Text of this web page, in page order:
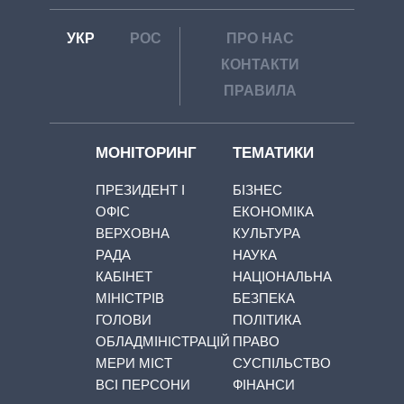
УКР РОС
ПРО НАС
КОНТАКТИ
ПРАВИЛА
МОНІТОРИНГ
ПРЕЗИДЕНТ І
ОФІС
ВЕРХОВНА
РАДА
КАБІНЕТ
МІНІСТРІВ
ГОЛОВИ
ОБЛАДМІНІСТРАЦІЙ
МЕРИ МІСТ
ВСІ ПЕРСОНИ
ТЕМАТИКИ
БІЗНЕС
ЕКОНОМІКА
КУЛЬТУРА
НАУКА
НАЦІОНАЛЬНА
БЕЗПЕКА
ПОЛІТИКА
ПРАВО
СУСПІЛЬСТВО
ФІНАНСИ